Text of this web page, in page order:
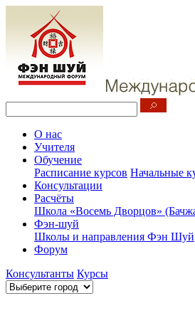
О нас
Учителя
Обучение
Расписание курсов Начальные
Консультации
Расчёты
Школа «Восемь Дворцов»
Фэн-шуй
Школы и направления Фэн Шуй
Форум
Консультанты Курсы